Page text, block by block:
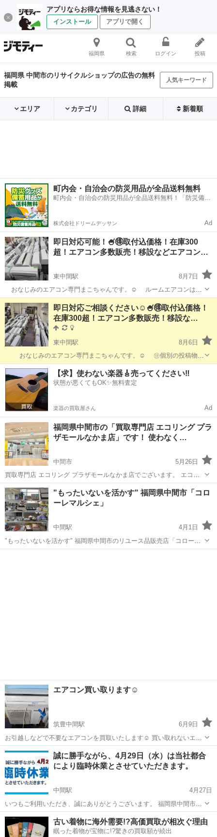
アプリならお得な情報を見逃さない！
インストール アプリで開く
福岡県 検索 ログイン 投稿
福岡県 中間市のリサイクルショップの広告の無料
掲載
人気キーワード
エリア カテゴリ 詳細 新着順
町内会・自治会の防災用品が全品送料無料
町内会・自治会の防災用品が全品送料無料！「防災備蓄
株式会社ドリームデッサン Ad
即日対応可能！🍧🉐取付込価格！在庫300
超！エアコン多数販売！移設などエアコン…
東中間駅
8月7日
おなじみのエアコン専門まこちゃんです。☺ ルームエアコンは毎
週入荷してますので、お出しできてないもの多数あります！ お
問い合わせお待ちしてます☺ 現場に出ているときは出れないことも
ございますが、おかけ直...
福岡 中間市 東中間駅 リサイクルショップ 無料
即日対応ご相談ください☺🍧🉐取付込価格！
在庫300超！エアコン多数販売！移設な…
東中間駅
8月6日
おなじみのエアコン専門まこちゃんです。☺ ㊟個別の投稿物よ
り在庫一掃セール見ました！とご一報下さい☺ 高年式お出しする暇
もないのですが、どんどん入荷してます☺ ルームエアコンは毎週入
荷してますので、お出し...
福岡 中間市 東中間駅 リサイクルショップ 無料
【求】使わない楽器🎸売ってください‼️
状態が悪くてもOK✨無料査定
楽器の買取屋さん Ad
福岡県中間市の「買取専門店 エコリング プラ
ザモールなかま店」です！ 使わなく…
中間市
5月26日
買取専門店 エコリング プラザモールなかま店でございます。 エコリ
ングではハイブランドからノーブランド品まで、お客様がご家庭で使
わなくなったお品物を買取しております！お品物に応じた当社独自の
販路を確保しておりますので、...
福岡 中間市 リサイクルショップ 買取
"もったいないを活かす" 福岡県中間市「コロ
ーレマルシェ」
中間駅
4月1日
"もったいないを活かす" 福岡県中間市のリユース品販売店「コローレ
マルシェ」 ◆所在地：福岡県中間市中央2丁目13-23 (JR筑豊本線中間
エアコン買い取ります☺
筑豊中間駅
6月9日
お引越しなどで不要なエアコンを買取いたします☺ 買い取れないエア
コンもございますが、型番をメールにてお知らせくだされば、すぐに
お見積りします。 合見積大歓迎！ 合見積業者のお見積りをお持ちくだ
されば、それよりも高く買い...
福岡 中間市 筑豊中間駅 リサイクルショップ 買取
誠に勝手ながら、4月29日（水）は当社都合
により臨時休業とさせていただきます。
中間駅
4月27日
いつもご利用いただき、誠にありがとうございます。 福岡県中間市の
リユース品販売店「コローレマルシェ」でございます。 誠に勝手なが
ら、4月29日（水）は当社都合により臨時休業とさせていただきます。
ご来店を予定されていた...
福岡 中間市 中間駅 リサイクルショップ お客様
古い着物に海外需要!?高価買取が相次ぐ理由
眠った着物が宝物に!?驚きの買取額が続出